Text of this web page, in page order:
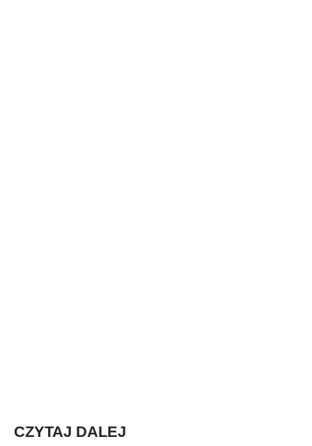
CZYTAJ DALEJ